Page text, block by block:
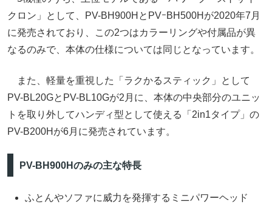
クロン」として、PV-BH900HとPVｰBH500Hが2020年7月
に発売されており、この2つはカラーリングや付属品が異
なるのみで、本体の仕様については同じとなっています。
また、軽量を重視した「ラクかるスティック」として
PV-BL20GとPV-BL10Gが2月に、本体の中央部分のユニッ
トを取り外してハンディ型として使える「2in1タイプ」の
PV-B200Hが6月に発売されています。
PV-BH900Hのみの主な特長
ふとんやソファに威力を発揮するミニパワーヘッド